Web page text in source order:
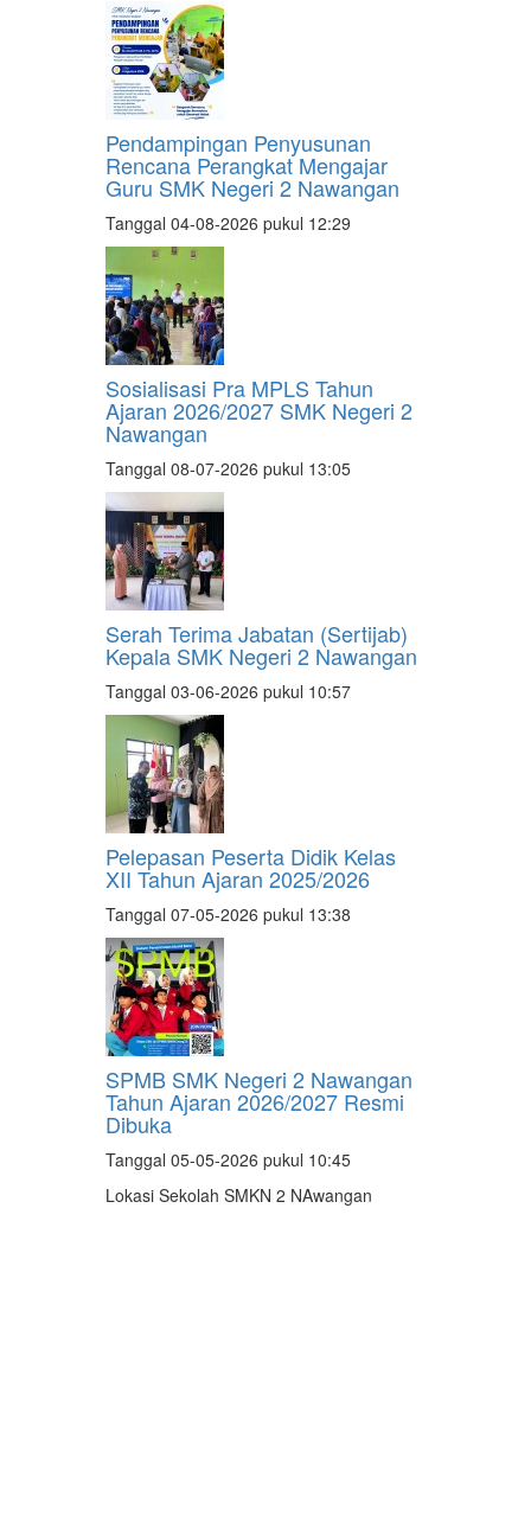
Pendampingan Penyusunan
Rencana Perangkat Mengajar
Guru SMK Negeri 2 Nawangan
Tanggal 04-08-2026 pukul 12:29
Sosialisasi Pra MPLS Tahun
Ajaran 2026/2027 SMK Negeri 2
Nawangan
Tanggal 08-07-2026 pukul 13:05
Serah Terima Jabatan (Sertijab)
Kepala SMK Negeri 2 Nawangan
Tanggal 03-06-2026 pukul 10:57
Pelepasan Peserta Didik Kelas
XII Tahun Ajaran 2025/2026
Tanggal 07-05-2026 pukul 13:38
SPMB SMK Negeri 2 Nawangan
Tahun Ajaran 2026/2027 Resmi
Dibuka
Tanggal 05-05-2026 pukul 10:45
Lokasi Sekolah SMKN 2 NAwangan